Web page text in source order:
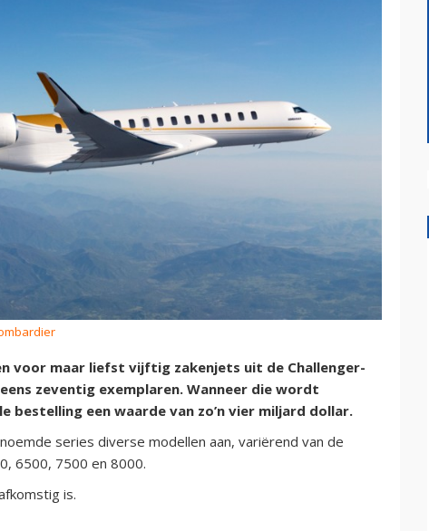
voor maar liefst vijftig zakenjets uit de Challenger-
zeventig exemplaren. Wanneer die wordt
een waarde van zo’n vier miljard dollar.
series diverse modellen aan, variërend van de
6500, 7500 en 8000.
is.